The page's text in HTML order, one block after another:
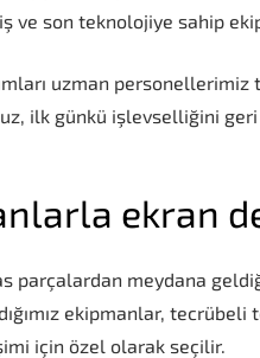
ve son teknolojiye sahip
uzman personellerimiz
ilk günkü işlevselliğini geri
ekran
parçalardan meydana
ekipmanlar,
için özel olarak seçilir.